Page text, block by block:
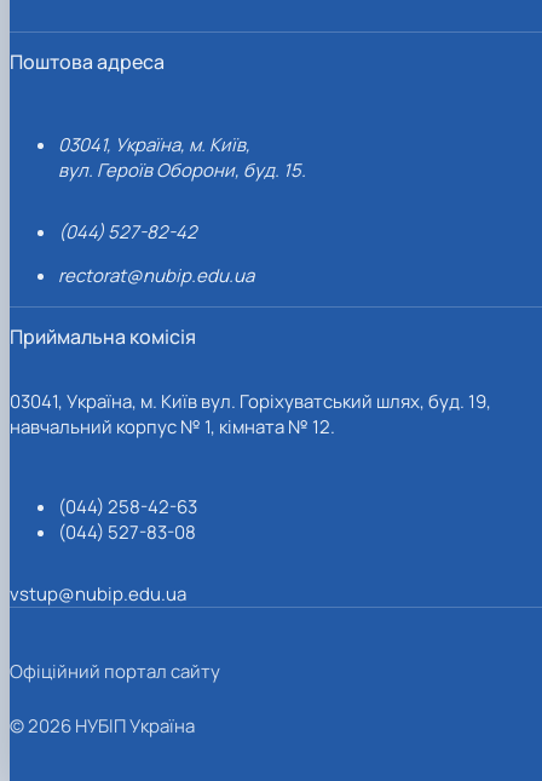
Поштова адреса
03041, Україна, м. Київ,
вул. Героїв Оборони, буд. 15.
(044) 527-82-42
rectorat@nubip.edu.ua
Приймальна комісія
03041, Україна, м. Київ вул. Горіхуватський шлях, буд. 19,
навчальний корпус № 1, кімната № 12.
(044) 258-42-63
(044) 527-83-08
vstup@nubip.edu.ua
Офіційний портал сайту
© 2026 НУБІП Україна